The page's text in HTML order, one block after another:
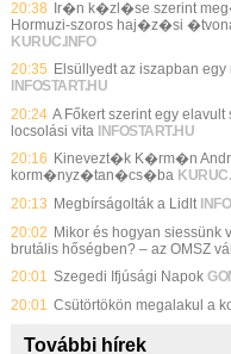
20:38 Ir�n k�zl�se szerint
Hormuzi-szoros haj�z�si
KURUC.INFO
20:35 Elsüllyedt az iszapban egy
INFOSTART.HU
20:24 A Főkert szerint egy
locsolási vita INFOSTART.HU
20:16 Kinevezt�k K�rm�n
korm�nyz�tan�cs�ba
20:13 Megbírságolták a Lidlt
20:02 Mikor és hogyan siessünk
brutális hőségben? – az OMSZ
20:01 Szegedi Ifjúsági Napok
20:01 Csütörtökön megalakul a
További hírek